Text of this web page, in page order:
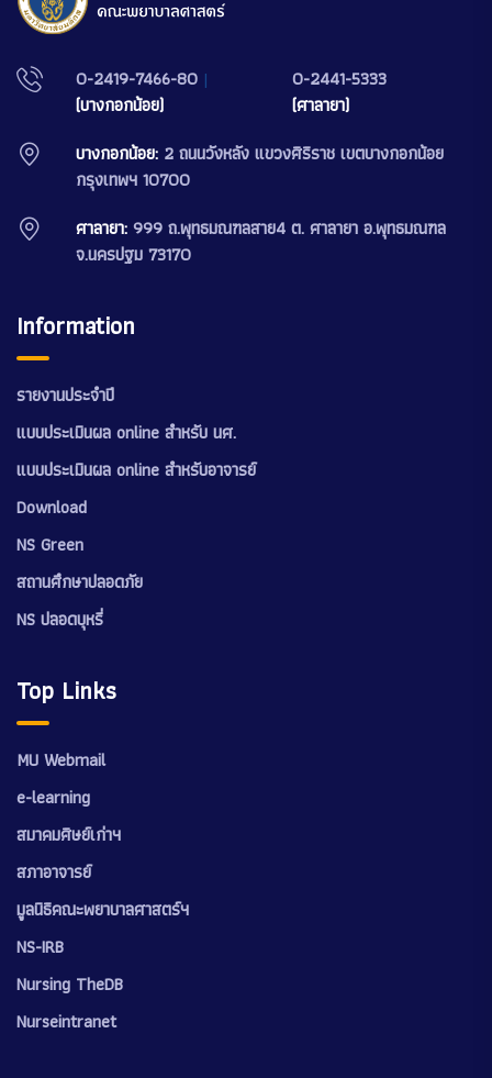
0-2419-7466-80 |
(บางกอกน้อย)
0-2441-5333
(ศาลายา)
บางกอกน้อย: 2 ถนนวังหลัง แขวงศิริราช เขตบางกอกน้อย
กรุงเทพฯ 10700
ศาลายา: 999 ถ.พุทธมณฑลสาย4 ต. ศาลายา อ.พุทธมณฑล
จ.นครปฐม 73170
Information
รายงานประจำปี
แบบประเมินผล online สำหรับ นศ.
แบบประเมินผล online สำหรับอาจารย์
Download
NS Green
สถานศึกษาปลอดภัย
NS ปลอดบุหรี่
Top Links
MU Webmail
e-learning
สมาคมศิษย์เก่าฯ
สภาอาจารย์
มูลนิธิคณะพยาบาลศาสตร์ฯ
NS-IRB
Nursing TheDB
Nurseintranet